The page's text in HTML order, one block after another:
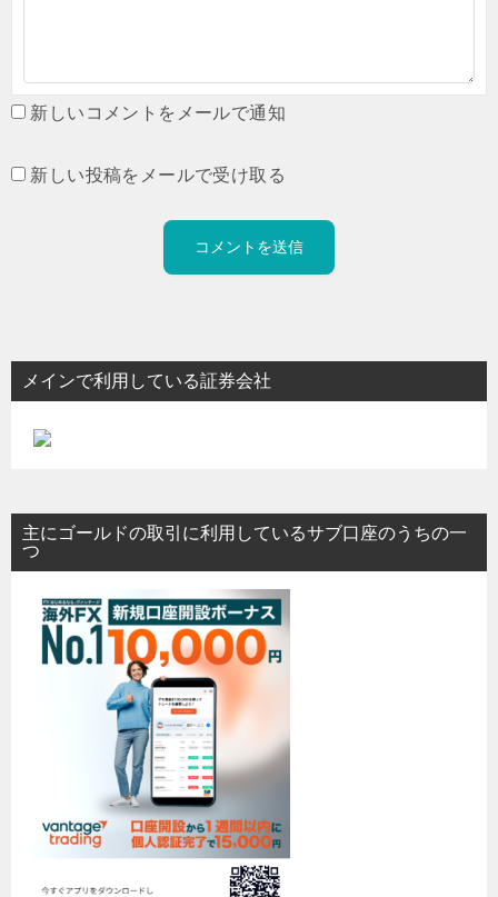
新しいコメントをメールで通知
新しい投稿をメールで受け取る
メインで利用している証券会社
主にゴールドの取引に利用しているサブ口座のうちの一
つ